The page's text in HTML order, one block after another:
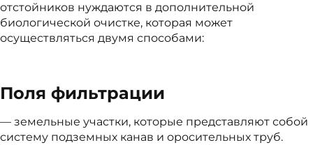
отстойников нуждаются в дополнительной
биологической очистке, которая может
осуществляться двумя способами:
Поля фильтрации
— земельные участки, которые представляют собой
систему подземных канав и оросительных труб.